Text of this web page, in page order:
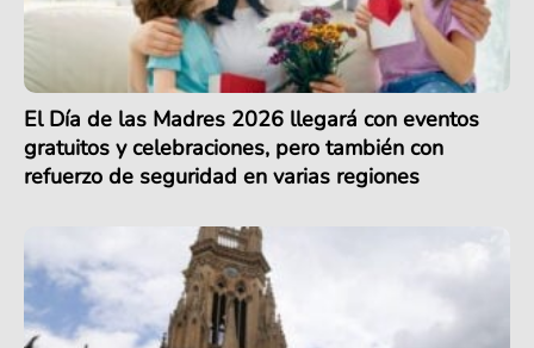
El Día de las Madres 2026 llegará con eventos
gratuitos y celebraciones, pero también con
refuerzo de seguridad en varias regiones